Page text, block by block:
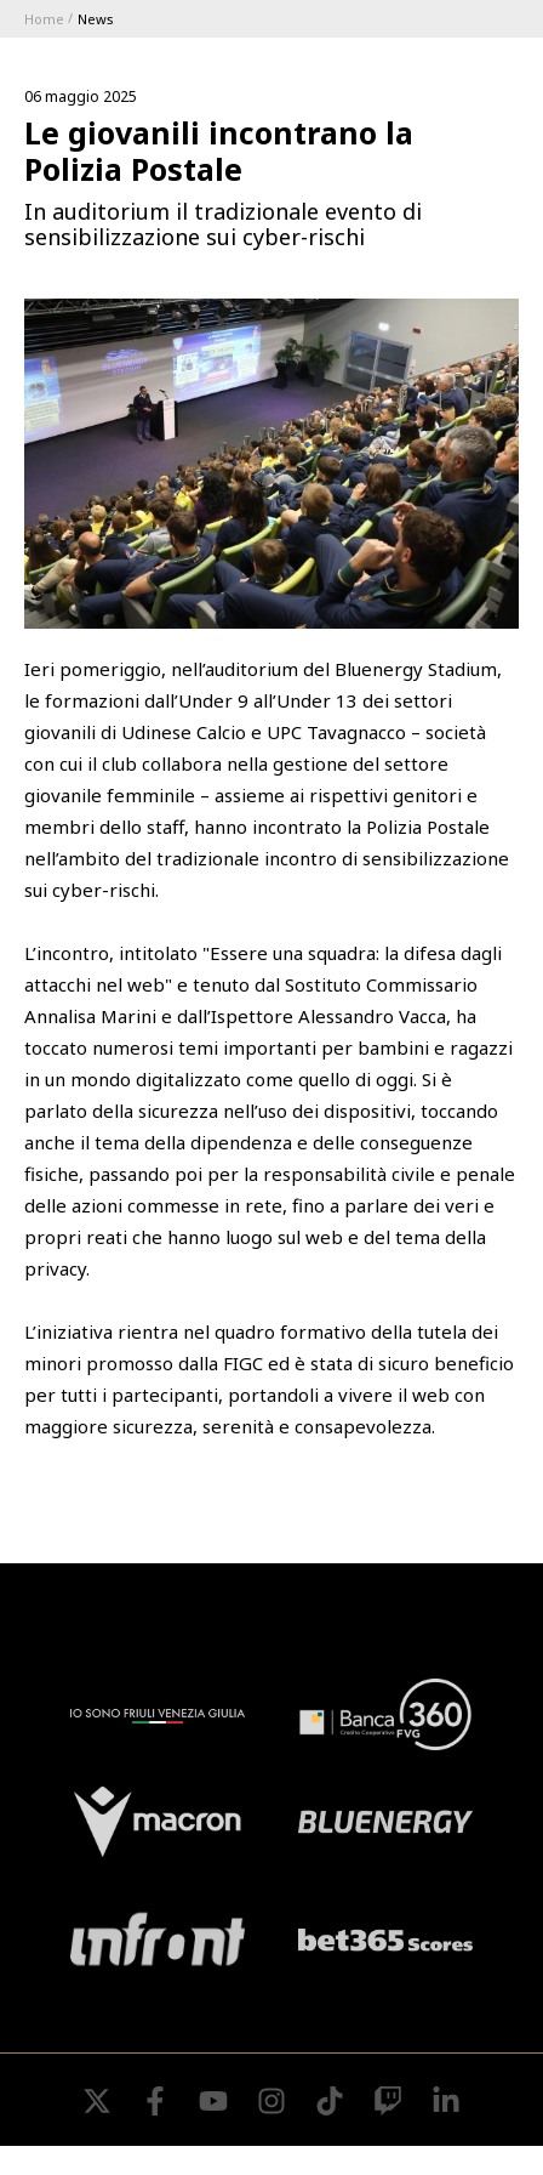
1896 MEMBERSHIP PROGRAM
STAGIONE
Serie A
Coppa Italia
Calendari e Risultati
Classifiche
CLUB
Academy
Esports
BLUENERGY STADIUM
MEETING CENTER
SPONSOR
SQUADRE
SHOP
PHOTOGALLERY
Home News
06 maggio 2025
Le giovanili incontrano la
Polizia Postale
In auditorium il tradizionale evento di
sensibilizzazione sui cyber-rischi
Ieri pomeriggio, nell’auditorium del Bluenergy Stadium,
le formazioni dall’Under 9 all’Under 13 dei settori
giovanili di Udinese Calcio e UPC Tavagnacco – società
con cui il club collabora nella gestione del settore
giovanile femminile – assieme ai rispettivi genitori e
membri dello staff, hanno incontrato la Polizia Postale
nell’ambito del tradizionale incontro di sensibilizzazione
sui cyber-rischi.
L’incontro, intitolato "Essere una squadra: la difesa dagli
attacchi nel web" e tenuto dal Sostituto Commissario
Annalisa Marini e dall’Ispettore Alessandro Vacca, ha
toccato numerosi temi importanti per bambini e ragazzi
in un mondo digitalizzato come quello di oggi. Si è
parlato della sicurezza nell’uso dei dispositivi, toccando
anche il tema della dipendenza e delle conseguenze
fisiche, passando poi per la responsabilità civile e penale
delle azioni commesse in rete, fino a parlare dei veri e
propri reati che hanno luogo sul web e del tema della
privacy.
L’iniziativa rientra nel quadro formativo della tutela dei
minori promosso dalla FIGC ed è stata di sicuro beneficio
per tutti i partecipanti, portandoli a vivere il web con
maggiore sicurezza, serenità e consapevolezza.
twitter facebookyoutube instagramtiktok twitch